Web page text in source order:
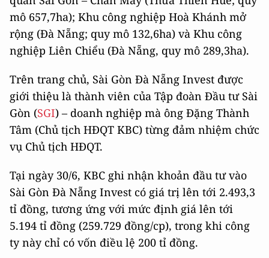
mô 657,7ha); Khu công nghiệp Hoà Khánh mở
rộng (Đà Nẵng; quy mô 132,6ha) và Khu công
nghiệp Liên Chiểu (Đà Nẵng, quy mô 289,3ha).
Trên trang chủ, Sài Gòn Đà Nẵng Invest được
giới thiệu là thành viên của Tập đoàn Đầu tư Sài
Gòn (SGI) – doanh nghiệp mà ông Đặng Thành
Tâm (Chủ tịch HĐQT KBC) từng đảm nhiệm chức
vụ Chủ tịch HĐQT.
Tại ngày 30/6, KBC ghi nhận khoản đầu tư vào
Sài Gòn Đà Nẵng Invest có giá trị lên tới 2.493,3
tỉ đồng, tương ứng với mức định giá lên tới
5.194 tỉ đồng (259.729 đồng/cp), trong khi công
ty này chỉ có vốn điều lệ 200 tỉ đồng.